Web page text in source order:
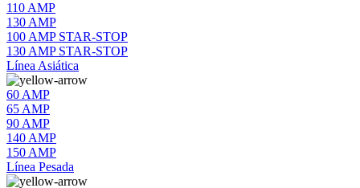
110 AMP
130 AMP
100 AMP STAR-STOP
130 AMP STAR-STOP
Línea Asiática
60 AMP
65 AMP
90 AMP
140 AMP
150 AMP
Línea Pesada